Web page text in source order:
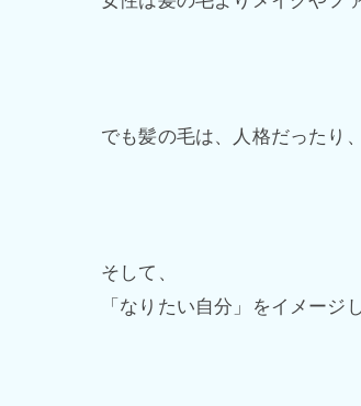
でも髪の毛は、人格だったり
そして、
「なりたい自分」をイメージ